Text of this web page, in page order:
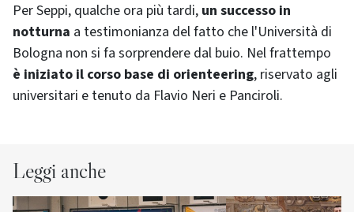
Per Seppi, qualche ora più tardi, un successo in
notturna a testimonianza del fatto che l'Università di
Bologna non si fa sorprendere dal buio. Nel frattempo
è iniziato il corso base di orienteering, riservato agli
universitari e tenuto da Flavio Neri e Panciroli.
Leggi anche